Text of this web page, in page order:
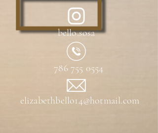
combina la fuerza del retrato con el
simbolismo nacional, creando un
emblema de identidad, resistencia y
esperanza contemporánea.
Elizabeth Bello
bello.sosa
786 755 0554
elizabethbello14@hotmail.com